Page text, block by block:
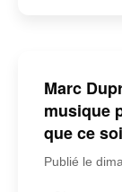
Marc
musique
que ce
Publié le